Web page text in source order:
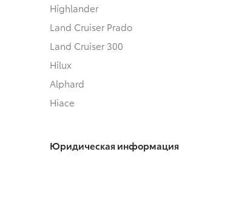
Highlander
Land Cruiser Prado
Land Cruiser 300
Hilux
Alphard
Hiace
Юридическая информация